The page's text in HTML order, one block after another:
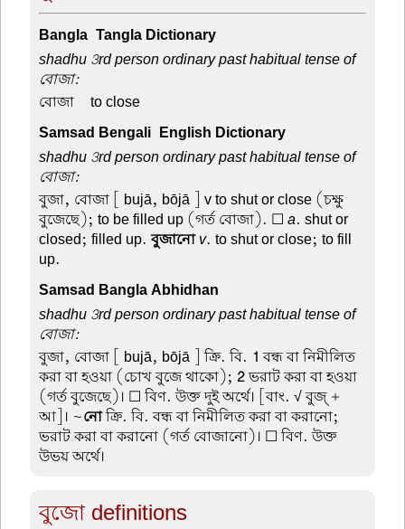
Bangla-Tangla Dictionary
shadhu 3rd person ordinary past habitual tense of
বোজা:
বোজা –to close
Samsad Bengali-English Dictionary
shadhu 3rd person ordinary past habitual tense of
বোজা:
বুজা, বোজা [ bujā, bōjā ] v to shut or close (চক্ষু
বুজেছে); to be filled up (গর্ত বোজা). ☐a. shut or
closed; filled up.বুজানো v. to shut or close; to fill
up.
Samsad Bangla Abhidhan
shadhu 3rd person ordinary past habitual tense of
বোজা:
বুজা, বোজা [ bujā, bōjā ] ক্রি. বি. 1 বন্ধ বা নিমীলিত
করা বা হওয়া (চোখ বুজে থাকো); 2ভরাট করা বা হওয়া
(গর্ত বুজেছে)। ☐ বিণ. উক্ত দুই অর্থে। [বাং. √ বুজ্ +
আ]। ~নোক্রি. বি. বন্ধ বা নিমীলিত করা বা করানো;
ভরাট করা বা করানো (গর্ত বোজানো)। ☐ বিণ. উক্ত
উভয় অর্থে।
বুজো definitions